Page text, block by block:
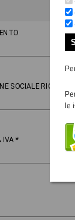
SOCIALE
IVA *
le